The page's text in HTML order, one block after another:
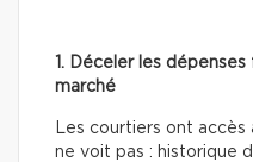
1. Déceler les
marché
Les courtiers ont accès
ne voit pas : historique